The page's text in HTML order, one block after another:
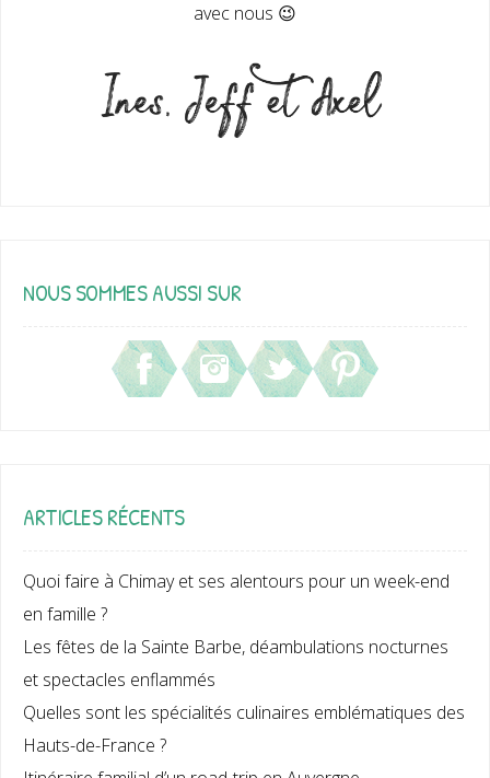
avec nous 😉
NOUS SOMMES AUSSI SUR
ARTICLES RÉCENTS
Quoi faire à Chimay et ses alentours pour un week-end
en famille ?
Les fêtes de la Sainte Barbe, déambulations nocturnes
et spectacles enflammés
Quelles sont les spécialités culinaires emblématiques des
Hauts-de-France ?